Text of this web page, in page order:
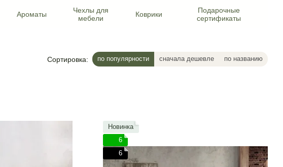
Ароматы
Чехлы для
мебели
Коврики
Подарочные
сертификаты
Сортировка: по популярности сначала дешевле по названию
Новинка
6
6